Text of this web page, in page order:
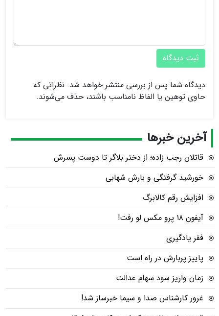
ثبت دیدگاه
دیدگاه شما پس از بررسی منتشر خواهد شد. نظراتی که
حاوی توهین یا الفاظ نامناسب باشند، حذف می‌شوند.
آخرین خبرها
قاتلان رجب زاده؛ از دختر بلاگر تا دوست پسرش
خورشید گرفتگی و بارش شهابی
افزایش رقم کالابرگ
آیفون ۱۸ پرو مکس لو رفت!
فقر یادگیری
پاییز پربارش در راه است
زمان واریز سود سهام عدالت
غرور کارشناس صدا و سیما خبرساز شد!